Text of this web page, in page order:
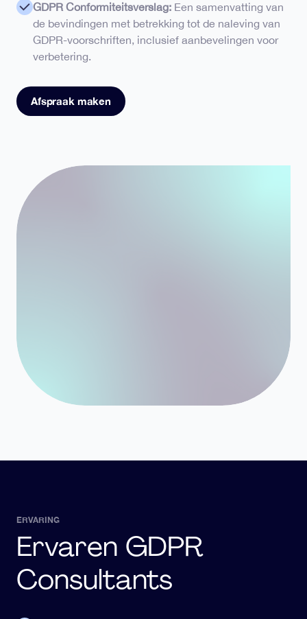
GDPR Conformiteitsverslag: Een samenvatting van
de bevindingen met betrekking tot de naleving van
GDPR-voorschriften, inclusief aanbevelingen voor
verbetering.
Afspraak maken
ERVARING
Ervaren GDPR
Consultants